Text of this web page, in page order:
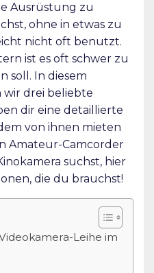
Ausrüstung zu
ohne in etwas zu
nicht oft benutzt.
ist es oft schwer zu
soll. In diesem
drei beliebte
dir eine detaillierte
von ihnen mieten
Amateur-Camcorder
suchst, hier
die du brauchst!
Leihe im